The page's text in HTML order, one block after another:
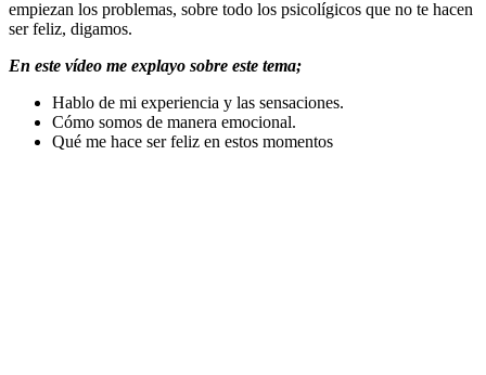
empiezan los problemas, sobre todo los psicolígicos que no te hacen
ser feliz, digamos.
En este vídeo me explayo sobre este tema;
Hablo de mi experiencia y las sensaciones.
Cómo somos de manera emocional.
Qué me hace ser feliz en estos momentos